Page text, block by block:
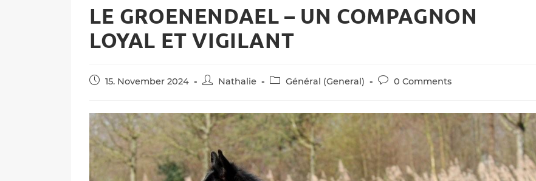
LE GROENENDAEL – UN COMPAGNON
LOYAL ET VIGILANT
Post15. November 2024
PostNathalie
PostGénéral (General)
Post0 Comments